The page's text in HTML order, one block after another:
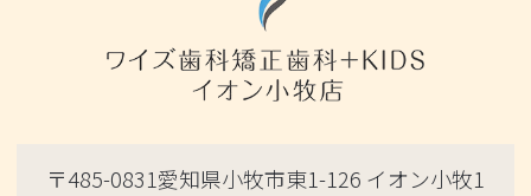
〒485-0831愛知県小牧市東1-126 イオン小牧1